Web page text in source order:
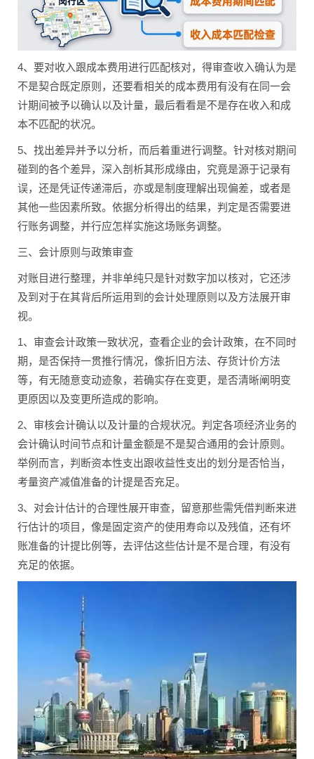
4、要对收入跟成本费用进行匹配核对，得审查收入确认为是
不是契合既定原则，还要看相关的成本费用有没有在同一会
计期间被予以确认以及计量，最后看看是不是存在收入和成
本不匹配的状况。
5、找出差异并予以分析，而后着重进行调整。针对核对期间
碰到的各个差异，深入剖析其形成缘由，究竟是源于记录有
误，还是凭证传递滞后，亦或是制度理解出现偏差，或者是
其他一些因素所致。依据分析得出的结果，判定是否需要进
行账务调整，并行应怎样实施这场账务调整。
三、会计原则与政策审查
对账目进行整理，并非单纯只是针对数字加以核对，它还涉
及到对于在其背后所运用到的会计处理原则以及方法展开审
视。
1、审查会计政策一致状况，查看企业的会计政策，在不同时
期，是否保持一贯推行情况，像折旧方法、存货计价方法
等，有无随意变动迹象，若确实存在变更，是否清晰阐明变
更原因以及变更所造成的影响。
2、审核会计确认以及计量的合规状况。判定各项经济业务的
会计确认时间节点和计量金额是不是契合通用的会计原则。
举例而言，判断资本性支出跟收益性支出的划分是否恰当，
考量资产减值准备的计提是否充足。
3、对会计估计的合理性展开审查，留意那些需凭借判断来进
行估计的项目，像是固定资产的使用寿命以及残值，还有坏
账准备的计提比例等，去评估这些估计是不是合理，有没有
充足的依据。